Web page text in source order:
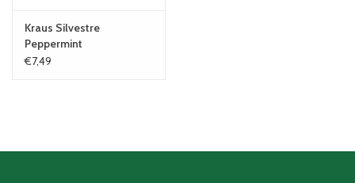
Kraus Silvestre
Peppermint
€7,49